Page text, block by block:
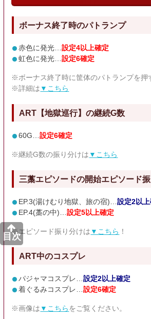
目次
ボーナス終了時のパトランプ
赤色に発光…設定4以上確定
虹色に発光…設定6確定
※ボーナス終了時に筐体のパトランプを押
※詳細は ▼こちら
ART【地獄巡行】の継続G数
60G…設定6確定
※継続G数の振り分けは ▼こちら
三藁エピソードの開始エピソード
EP.3(湯けむり地獄、旅の宿)…設定2以
EP.4(藁の中)…設定5以上確定
※エピソード振り分けは ▼こちら ！
ART中のコスプレ
パジャマコスプレ…設定2以上確定
着ぐるみコスプレ…設定6確定
※画像は ▼こちら をご覧ください。